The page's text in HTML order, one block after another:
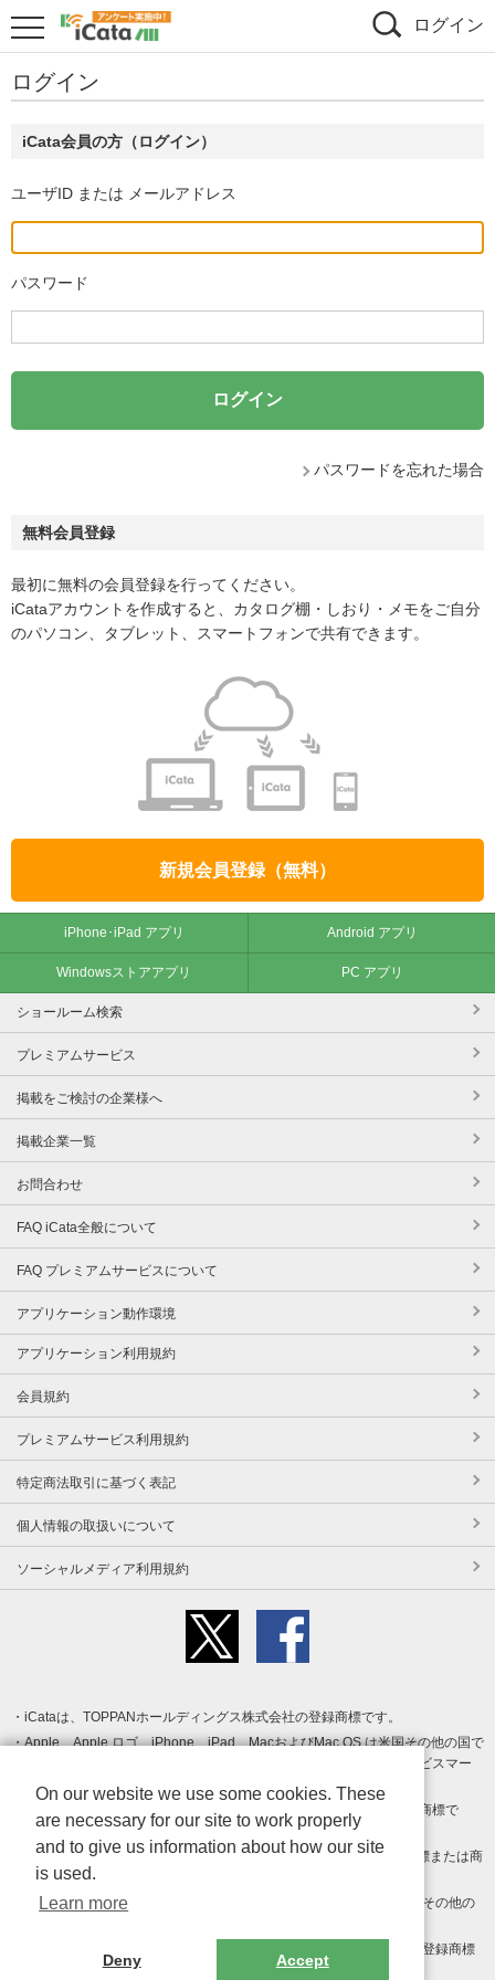
ログイン
ログイン
iCata会員の方（ログイン）
ユーザID または メールアドレス
パスワード
パスワードを忘れた場合
無料会員登録
最初に無料の会員登録を行ってください。
iCataアカウントを作成すると、カタログ棚・しおり・メモをご自分
のパソコン、タブレット、スマートフォンで共有できます。
新規会員登録（無料）
iPhone･iPad アプリ Android アプリ
Windowsストアアプリ PC アプリ
ショールーム検索
プレミアムサービス
掲載をご検討の企業様へ
掲載企業一覧
お問合わせ
FAQ iCata全般について
FAQ プレミアムサービスについて
アプリケーション動作環境
アプリケーション利用規約
会員規約
プレミアムサービス利用規約
特定商法取引に基づく表記
個人情報の取扱いについて
ソーシャルメディア利用規約
iCataは、TOPPANホールディングス株式会社の登録商標です。
Apple、Apple ロゴ、iPhone、iPad、MacおよびMac OS は米国その他の国で
登録された Apple Inc. の商標です。App Store は Apple Inc. のサービスマー
クです。
Android、Google Play および Google Play ロゴ は Google LLC の商標で
す。
Windows は Microsoft Inc.の米国およびその他の国における登録商標または商
標です。
Adobe、Adobe Reader、Adobe PDF は、Adobe Inc.の米国およびその他の
その他、記載されている会社名、商品名、ロゴは各社の商標または登録商標
On our website we use some cookies. These
are necessary for our site to work properly
and to give us information about how our site
is used.
Learn more
Deny Accept